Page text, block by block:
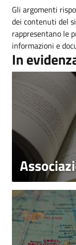
Gli argomenti
dei contenuti del
rappresentano le
informazioni e
In